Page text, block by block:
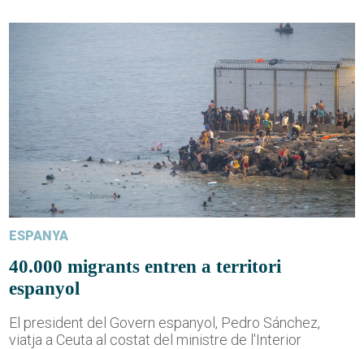
ESPANYA
40.000 migrants entren a territori
espanyol
El president del Govern espanyol, Pedro Sánchez,
viatja a Ceuta al costat del ministre de l'Interior